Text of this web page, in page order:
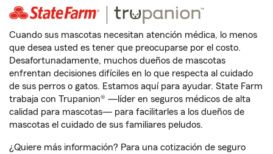
Cuando sus mascotas necesitan atención médica, lo menos
que desea usted es tener que preocuparse por el costo.
Desafortunadamente, muchos dueños de mascotas
enfrentan decisiones difíciles en lo que respecta al cuidado
de sus perros o gatos. Estamos aquí para ayudar. State Farm
trabaja con Trupanion® —líder en seguros médicos de alta
calidad para mascotas— para facilitarles a los dueños de
mascotas el cuidado de sus familiares peludos.
¿Quiere más información? Para una cotización de seguro